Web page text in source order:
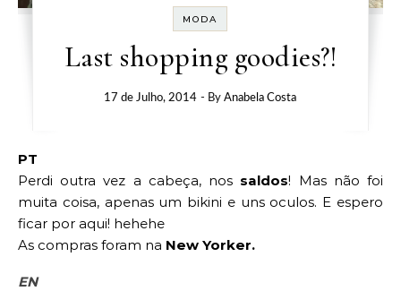
MODA
Last shopping goodies?!
17 de Julho, 2014 - ByAnabela Costa
PT
Perdi outra vez a cabeça, nos saldos! Mas não foi
muita coisa, apenas um bikini e uns oculos. E espero
ficar por aqui! hehehe
As compras foram na New Yorker.
EN